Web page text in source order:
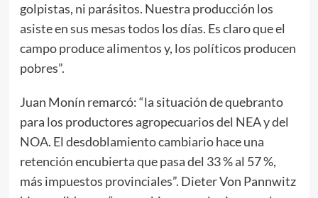
golpistas, ni parásitos. Nuestra producción los
asiste en sus mesas todos los días. Es claro que el
campo produce alimentos y, los políticos producen
pobres”.
Juan Monín remarcó: “la situación de quebranto
para los productores agropecuarios del NEA y del
NOA. El desdoblamiento cambiario hace una
retención encubierta que pasa del 33 % al 57 %,
más impuestos provinciales”. Dieter Von Pannwitz